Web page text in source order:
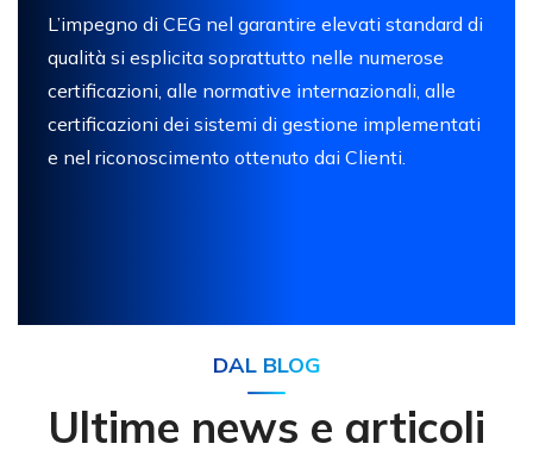
L’impegno di CEG nel garantire elevati standard di
qualità si esplicita soprattutto nelle numerose
certificazioni, alle normative internazionali, alle
certificazioni dei sistemi di gestione implementati
e nel riconoscimento ottenuto dai Clienti.
DAL BLOG
Ultime news e articoli